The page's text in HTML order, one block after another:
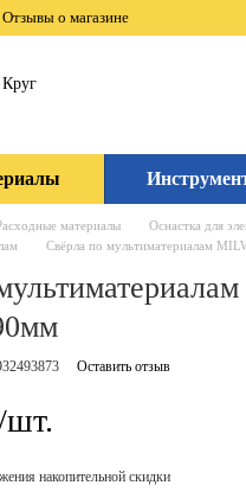
Отзывы о магазине
материалы Оснастка для
Свёрла по мультиматериалам
Оставить отзыв
шт.
накопительной скидки